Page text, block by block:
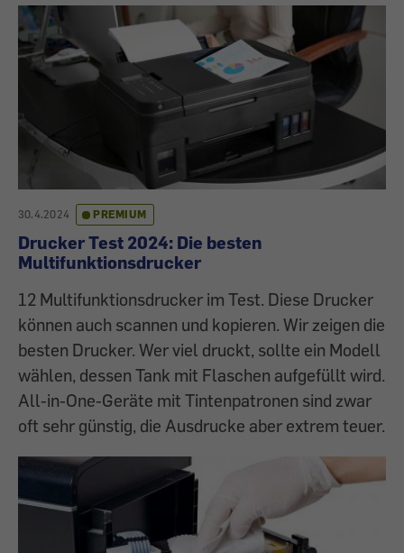
30.4.2024 PREMIUM
Drucker Test 2024: Die besten
Multifunktionsdrucker
12 Multifunktionsdrucker im Test. Diese Drucker
können auch scannen und kopieren. Wir zeigen die
besten Drucker. Wer viel druckt, sollte ein Modell
wählen, dessen Tank mit Flaschen aufgefüllt wird.
All-in-One-Geräte mit Tintenpatronen sind zwar
oft sehr günstig, die Ausdrucke aber extrem teuer.